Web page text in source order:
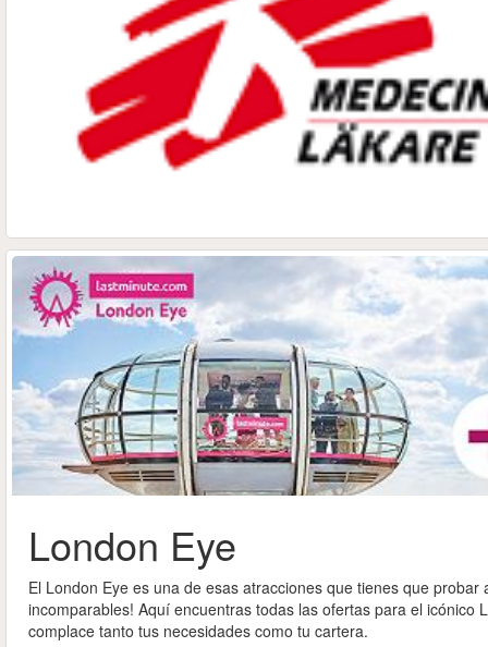
London Eye
El London Eye es una de esas atracciones que tienes que
incomparables! Aquí encuentras todas las ofertas para el
complace tanto tus necesidades como tu cartera.